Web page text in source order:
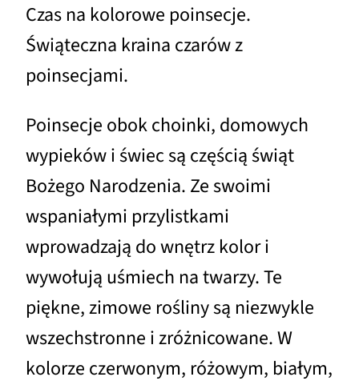
Czas na kolorowe poinsecje.
Świąteczna kraina czarów z
poinsecjami.
Poinsecje obok choinki, domowych
wypieków i świec są częścią świąt
Bożego Narodzenia. Ze swoimi
wspaniałymi przylistkami
wprowadzają do wnętrz kolor i
wywołują uśmiech na twarzy. Te
piękne, zimowe rośliny są niezwykle
wszechstronne i zróżnicowane. W
kolorze czerwonym, różowym, białym,